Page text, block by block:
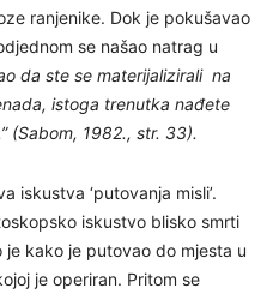
ranjenike. Dok je pokušavao
se našao natrag u
da ste se materijalizirali na
istoga trenutka nađete
(Sabom, 1982., str. 33).
iskustva ‘putovanja misli’.
iskustvo blisko smrti
kako je putovao do mjesta u
je operiran. Pritom se